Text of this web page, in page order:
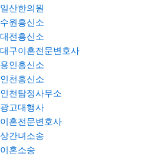
일산한의원
수원흥신소
대전흥신소
대구이혼전문변호사
용인흥신소
인천흥신소
인천탐정사무소
광고대행사
이혼전문변호사
상간녀소송
이혼소송